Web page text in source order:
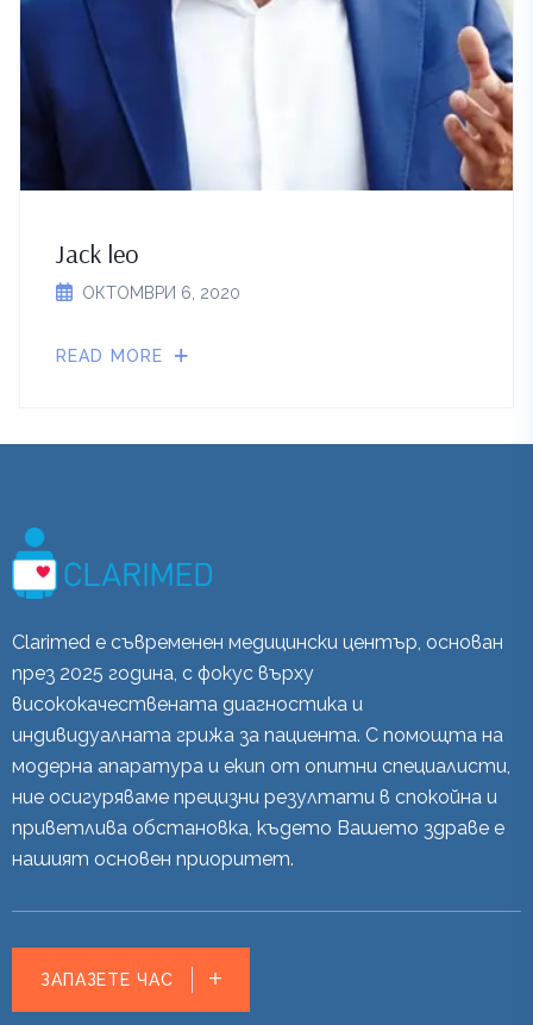
Jack leo
ОКТОМВРИ 6, 2020
READ MORE
Clarimed е съвременен медицински център, основан
през 2025 година, с фокус върху
висококачествената диагностика и
индивидуалната грижа за пациента. С помощта на
модерна апаратура и екип от опитни специалисти,
ние осигуряваме прецизни резултати в спокойна и
приветлива обстановка, където Вашето здраве е
нашият основен приоритет.
ЗАПАЗЕТЕ ЧАС